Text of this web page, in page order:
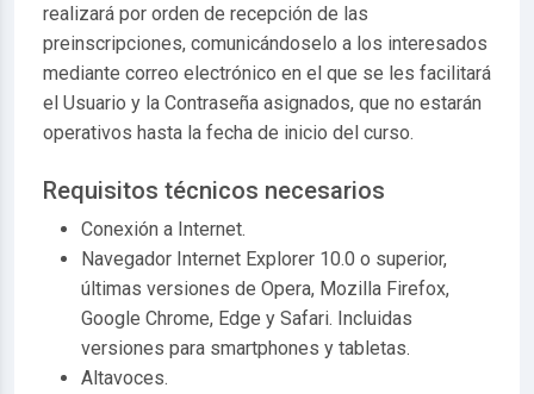
realizará por orden de recepción de las
preinscripciones, comunicándoselo a los interesados
mediante correo electrónico en el que se les facilitará
el Usuario y la Contraseña asignados, que no estarán
operativos hasta la fecha de inicio del curso.
Requisitos técnicos necesarios
Conexión a Internet.
Navegador Internet Explorer 10.0 o superior,
últimas versiones de Opera, Mozilla Firefox,
Google Chrome, Edge y Safari. Incluidas
versiones para smartphones y tabletas
Altavoces.